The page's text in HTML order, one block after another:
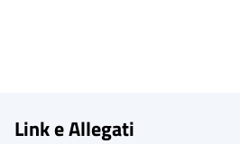
Link e Allegati